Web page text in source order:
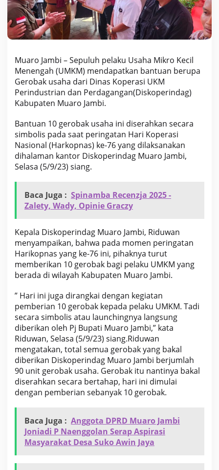
i
n
d
a
g
u
a
r
o
J
a
B
e
r
B
t
u
1
0
G
e
r
o
a
k
B
a
g
i
P
l
a
k
u
K
M
Muaro Jambi – Sepuluh pelaku Usaha Mikro Kecil
Menengah (UMKM) mendapatkan bantuan berupa
Gerobak usaha dari Dinas Koperasi UKM
Perindustrian dan Perdagangan(Diskoperindag)
Kabupaten Muaro Jambi.
Bantuan 10 gerobak usaha ini diserahkan secara
simbolis pada saat peringatan Hari Koperasi
Nasional (Harkopnas) ke-76 yang dilaksanakan
dihalaman kantor Diskoperindag Muaro Jambi,
Selasa (5/9/23) siang.
Baca Juga : Spinamba Recenzja 2025 -
Zalety, Wady, Opinie Graczy
Kepala Diskoperindag Muaro Jambi, Riduwan
menyampaikan, bahwa pada momen peringatan
Harikopnas yang ke-76 ini, pihaknya turut
memberikan 10 gerobak bagi pelaku UMKM yang
berada di wilayah Kabupaten Muaro Jambi.
” Hari ini juga dirangkai dengan kegiatan
pemberian 10 gerobak kepada pelaku UMKM. Tadi
secara simbolis atau launchingnya langsung
diberikan oleh Pj Bupati Muaro Jambi,” kata
Riduwan, Selasa (5/9/23) siang.Riduwan
mengatakan, total semua gerobak yang bakal
diberikan Diskoperindag Muaro Jambi berjumlah
90 unit gerobak usaha. Gerobak itu nantinya bakal
diserahkan secara bertahap, hari ini dimulai
dengan pemberian sebanyak 10 gerobak.
Baca Juga : Anggota DPRD Muaro Jambi
Joniadi P Naenggolan Serap Aspirasi
Masyarakat Desa Suko Awin Jaya